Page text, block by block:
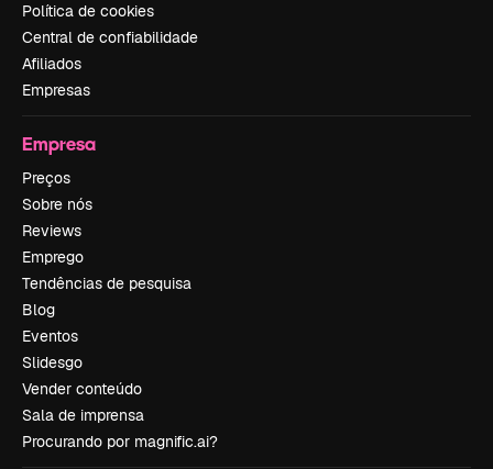
Política de cookies
Central de confiabilidade
Afiliados
Empresas
Empresa
Preços
Sobre nós
Reviews
Emprego
Tendências de pesquisa
Blog
Eventos
Slidesgo
Vender conteúdo
Sala de imprensa
Procurando por magnific.ai?